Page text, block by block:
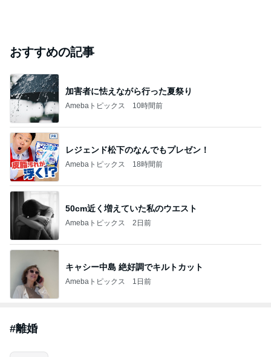
おすすめの記事
加害者に怯えながら行った夏祭り
Amebaトピックス 10時間前
レジェンド松下のなんでもプレゼン！
Amebaトピックス 18時間前
50cm近く増えていた私のウエスト
Amebaトピックス 2日前
キャシー中島 絶好調でキルトカット
Amebaトピックス 1日前
#離婚